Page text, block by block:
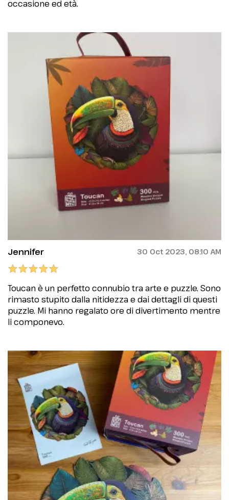
occasione ed età.
Jennifer 30 Oct 2023, 08:10 AM
Toucan è un perfetto connubio tra arte e puzzle. Sono
rimasto stupito dalla nitidezza e dai dettagli di questi
puzzle. Mi hanno regalato ore di divertimento mentre
li componevo.